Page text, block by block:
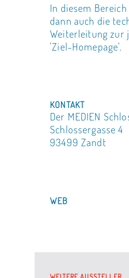
In diesem
dann auch die
Weiterleitung zur
'Ziel-Homepage'.
KONTAKT
Der MEDIEN
Schlossergasse 4
93499 Zandt
WEB